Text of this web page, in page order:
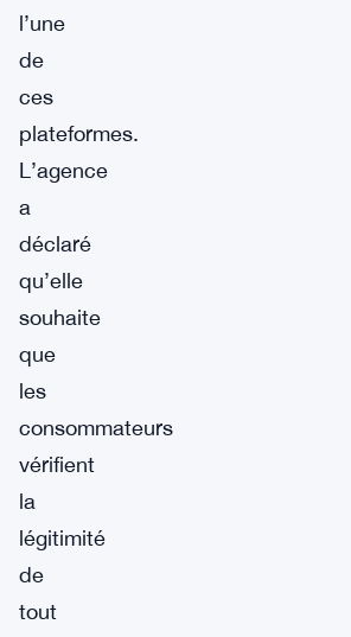
l’une
de
ces
plateformes.
L’agence
a
déclaré
qu’elle
souhaite
que
les
consommateurs
vérifient
la
légitimité
de
tout